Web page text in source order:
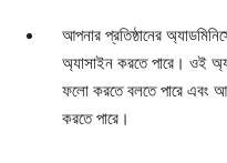
আপনার প্রতিষ্ঠানের
অ্যাসাইন করতে পারে। ওই
ফলো করতে বলতে পারে এবং
করতে পারে।